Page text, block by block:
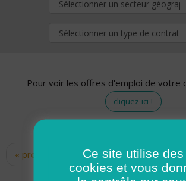
Pour voir les offres d'emploi de votre
cliquez ici !
Pages
« premier ‹ précédent … 10
14 15 16
Ce site utilise des
cookies et vous